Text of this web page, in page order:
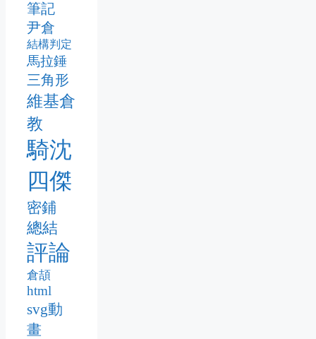
筆記
尹倉
結構判定
馬拉錘
三角形
維基倉
教
騎沈
四傑
密鋪
總結
評論
倉頡
html
svg動
畫